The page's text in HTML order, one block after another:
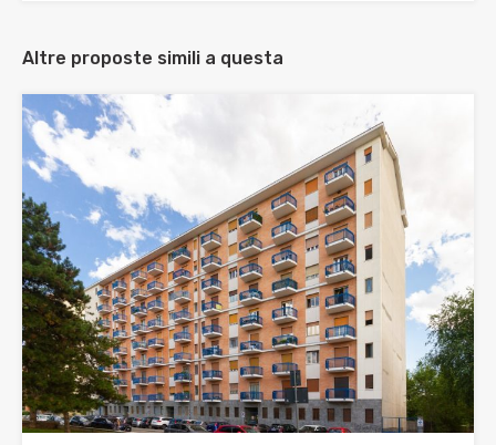
Altre proposte simili a questa